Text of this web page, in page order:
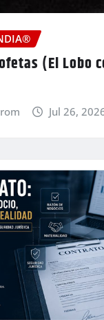
(El Lobo
Jul 26,